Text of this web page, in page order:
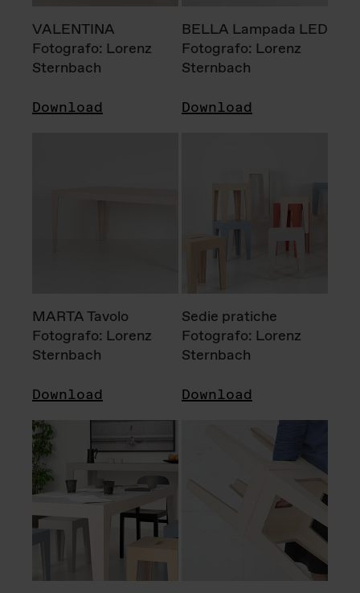
VALENTINA
Fotografo: Lorenz
Sternbach
Download
BELLA Lampada LED
Fotografo: Lorenz
Sternbach
Download
MARTA Tavolo
Fotografo: Lorenz
Sternbach
Download
Sedie pratiche
Fotografo: Lorenz
Sternbach
Download